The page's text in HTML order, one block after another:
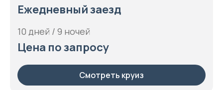
Ежедневный заезд
10 дней / 9 ночей
Цена по запросу
Смотреть круиз